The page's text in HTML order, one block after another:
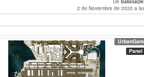
De
2 de Noviembre de 2020 a
Panel